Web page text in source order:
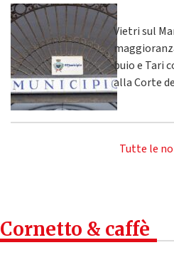
Vietri sul
buio e Tari
alla Corte
Tutte le
Cornetto & caffè